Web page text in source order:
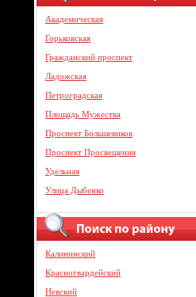
Академическая
Горьковская
Гражданский проспект
Ладожская
Петроградская
Площадь Мужества
Проспект Большевиков
Проспект Просвещения
Удельная
Улица Дыбенко
Калининский
Красногвардейский
Невский